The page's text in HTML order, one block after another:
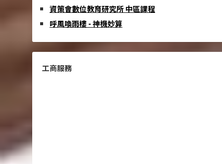
資策會數位教育研究所 中區課程
呼風喚雨樓 - 神機妙算
工商服務